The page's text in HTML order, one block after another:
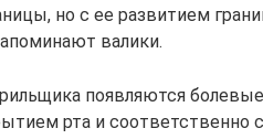
но с ее развитием
валики.
появляются
рта и соответственно